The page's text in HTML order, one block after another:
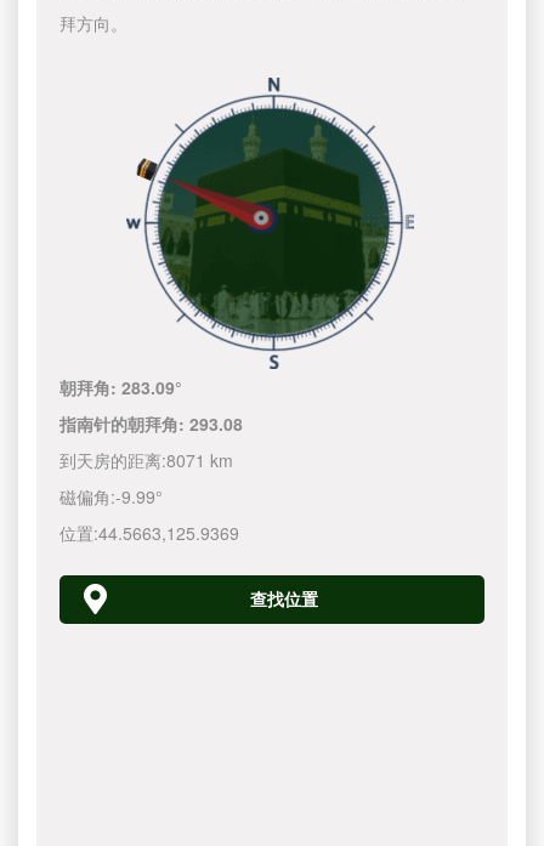
拜方向。
朝拜角:283.09°
指南针的朝拜角:293.08
到天房的距离:8071 km
磁偏角:-9.99°
位置:44.5663,125.9370
查找位置